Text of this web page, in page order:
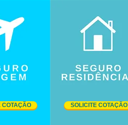
COTAÇÃO SOLICITE COTAÇÃO